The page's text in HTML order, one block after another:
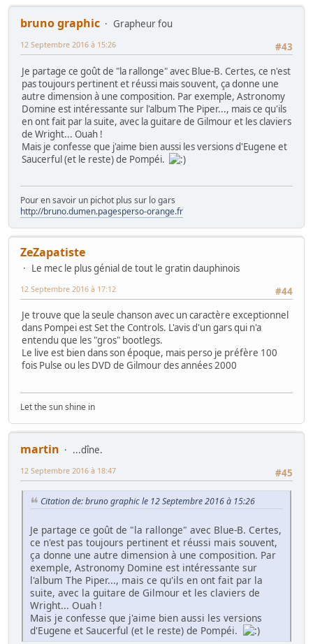
bruno graphic
Grapheur fou
#43
12 Septembre 2016 à 15:26
Je partage ce goût de "la rallonge" avec Blue-B. Certes, ce n'est
pas toujours pertinent et réussi mais souvent, ça donne une
autre dimension à une composition. Par exemple, Astronomy
Domine est intéressante sur l'album The Piper..., mais ce qu'ils
en ont fait par la suite, avec la guitare de Gilmour et les claviers
de Wright... Ouah !
Mais je confesse que j'aime bien aussi les versions d'Eugene et
Saucerful (et le reste) de Pompéi.
Pour en savoir un pichot plus sur lo gars
http://bruno.dumen.pagesperso-orange.fr
ZeZapatiste
Le mec le plus génial de tout le gratin dauphinois
#44
12 Septembre 2016 à 17:12
Je trouve que la seule chanson avec un caractère exceptionnel
dans Pompei est Set the Controls. L'avis d'un gars qui n'a
entendu que les "gros" bootlegs.
Le live est bien dans son époque, mais perso je préfère 100
fois Pulse ou les DVD de Gilmour des années 2000
Let the sun shine in
martin
...dîne.
#45
12 Septembre 2016 à 18:47
Citation de: bruno graphic le 12 Septembre 2016 à 15:26
Je partage ce goût de "la rallonge" avec Blue-B. Certes,
ce n'est pas toujours pertinent et réussi mais souvent,
ça donne une autre dimension à une composition. Par
exemple, Astronomy Domine est intéressante sur
l'album The Piper..., mais ce qu'ils en ont fait par la
suite, avec la guitare de Gilmour et les claviers de
Wright... Ouah !
Mais je confesse que j'aime bien aussi les versions
d'Eugene et Saucerful (et le reste) de Pompéi.